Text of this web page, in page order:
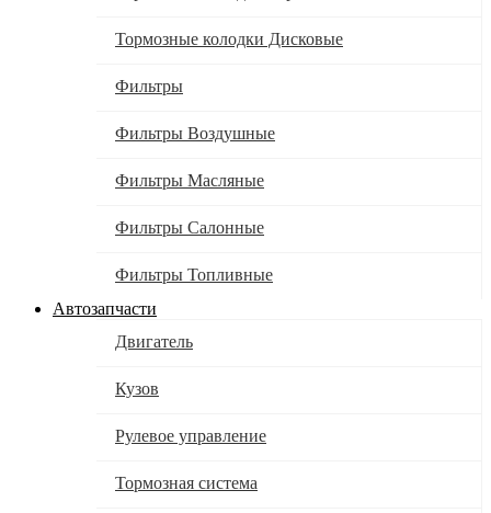
Тормозные колодки Дисковые
Фильтры
Фильтры Воздушные
Фильтры Масляные
Фильтры Салонные
Фильтры Топливные
Автозапчасти
Двигатель
Кузов
Рулевое управление
Тормозная система